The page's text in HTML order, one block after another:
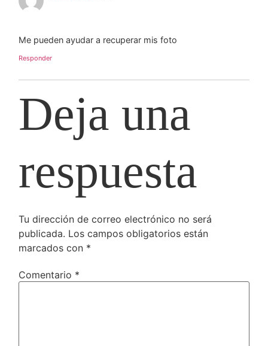
Me pueden ayudar a recuperar mis foto
Responder
Deja una
respuesta
Tu dirección de correo electrónico no será
publicada. Los campos obligatorios están
marcados con *
Comentario *